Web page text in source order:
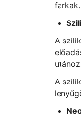
farkak.
A
A